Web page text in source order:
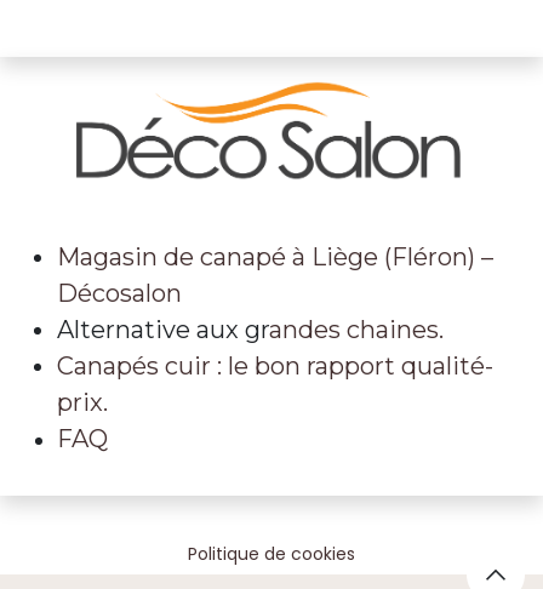
Magasin de canapé à Liège (Fléron) –
Décosalon
Alternative aux grandes chaines.
Canapés cuir : le bon rapport qualité-
prix.
FAQ
Politique de cookies